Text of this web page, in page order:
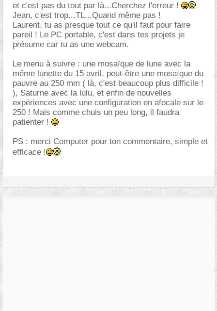
et c'est pas du tout par là...Cherchez l'erreur !
Jean, c'est trop...TL...Quand même pas !
Laurent, tu as presque tout ce qu'il faut pour faire
pareil ! Le PC portable, c'est dans tes projets je
présume car tu as une webcam.
Le menu à suivre : une mosaïque de lune avec la
même lunette du 15 avril, peut-être une mosaïque du
pauvre au 250 mm ( là, c'est beaucoup plus difficile !
), Saturne avec la lulu, et enfin de nouvelles
expériences avec une configuration en afocale sur le
250 ! Mais comme chuis un peu long, il faudra
patienter !
PS : merci Computer pour ton commentaire, simple et
efficace !